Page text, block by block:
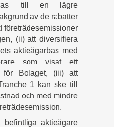
till en lägre
av de rabatter
företrädesemissioner
(ii) att diversifiera
aktieägarbas med
som visat ett
för Bolaget, (iii) att
1 kan ske till
och med mindre
aktieägare